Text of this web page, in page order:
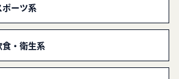
ーツ系
・衛生系